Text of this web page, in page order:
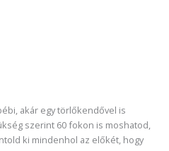
akár egy törlőkendővel is
szerint 60 fokon is moshatod,
ki mindenhol az előkét, hogy